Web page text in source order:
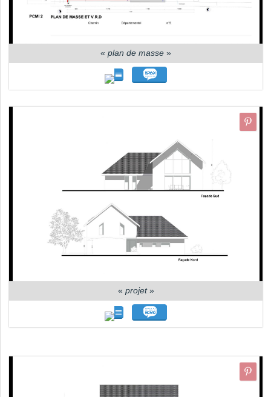
« plan de masse »
« projet»